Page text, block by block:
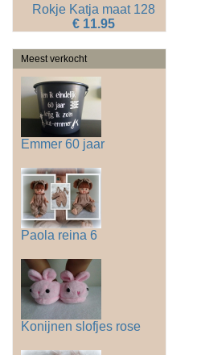
Rokje Katja maat 128
€ 11.95
Meest verkocht
Emmer 60 jaar
Paola reina 6
Konijnen slofjes rose